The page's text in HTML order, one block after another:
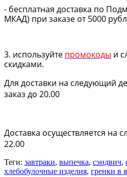
- бесплатная доставка по
МКАД) при заказе от 5000
3. используйте промокоды и
скидками.
Для доставки на следующий
заказ до 20.00
Доставка осуществляется на
22.00
Теги: завтраки, выпечка, сэндвич,
хлебобулочные изделия, гренки в